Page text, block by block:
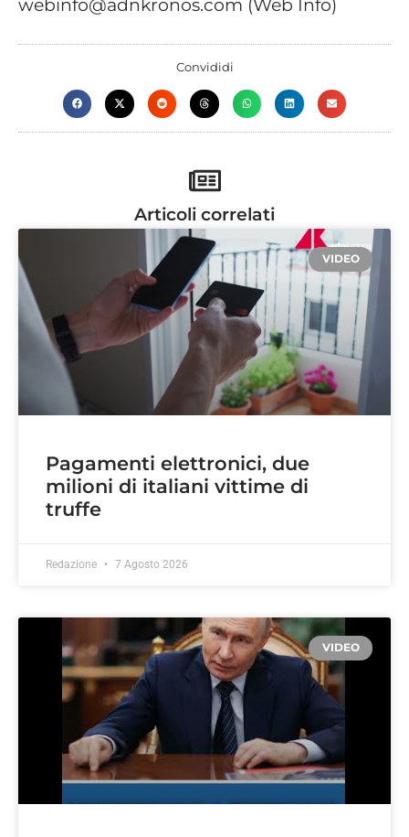
webinfo@adnkronos.com (Web Info)
Convididi
Articoli correlati
VIDEO
Pagamenti elettronici, due
milioni di italiani vittime di
truffe
Redazione 7 Agosto 2026
VIDEO